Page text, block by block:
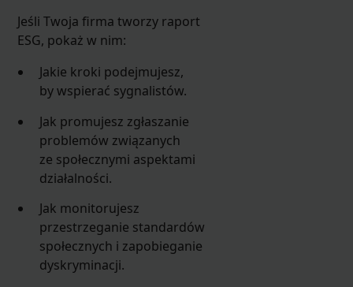
Jeśli Twoja firma tworzy raport
ESG, pokaż w nim:
Jakie kroki podejmujesz,
by wspierać sygnalistów.
Jak promujesz zgłaszanie
problemów związanych
ze społecznymi aspektami
działalności.
Jak monitorujesz
przestrzeganie standardów
społecznych i zapobieganie
dyskryminacji.